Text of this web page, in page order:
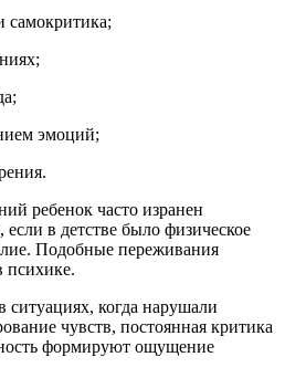
самокритика;
эмоций;
ребенок часто изранен
в детстве было физическое
Подобные переживания
психике.
когда нарушали
чувств, постоянная критика
формируют ощущение